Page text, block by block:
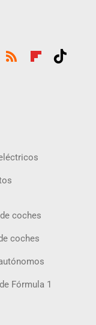
coches
coches
Fórmula 1